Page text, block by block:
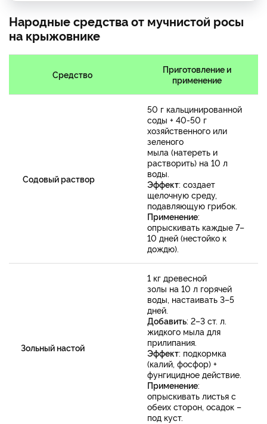
Народные средства от мучнистой росы
на крыжовнике
Средство
Приготовление и
применение
Содовый раствор
50 г кальцинированной
соды + 40-50 г
хозяйственного или
зеленого
мыла (натереть и
растворить) на 10 л
воды.
Эффект: создает
щелочную среду,
подавляющую грибок.
Применение:
опрыскивать каждые 7–
10 дней (нестойко к
дождю).
Зольный настой
1 кг древесной
золы на 10 л горячей
воды, настаивать 3–5
дней.
Добавить: 2–3 ст. л.
жидкого мыла для
прилипания.
Эффект: подкормка
(калий, фосфор) +
фунгицидное действие.
Применение:
опрыскивать листья с
обеих сторон, осадок –
под куст.